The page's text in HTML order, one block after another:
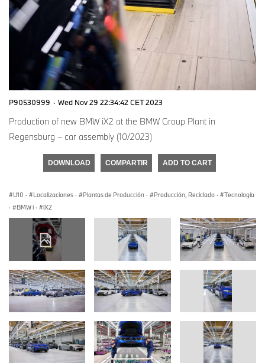
P90530999 · Wed Nov 29 22:34:42 CET 2023
Production of new BMW iX2 at the BMW Group Plant in
Regensburg – car assembly (10/2023)
DOWNLOAD COMPARTIR ADD TO CART
U10 · Localizaciones · Plantas de Producción · Producción, Reciclado ·
Tecnología
·
BMW i · iX2